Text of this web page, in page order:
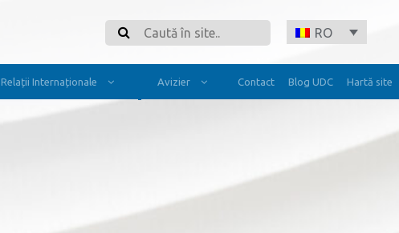
Search
RO
Relații Internaționale Avizier Contact Blog UDC Hartă site